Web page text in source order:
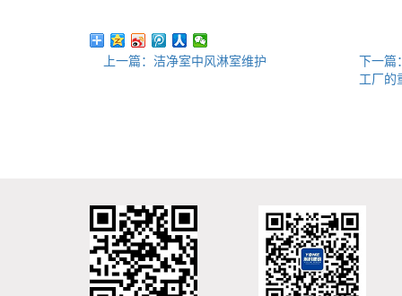
上一篇：洁净室中风淋室维护
下一篇
工厂的